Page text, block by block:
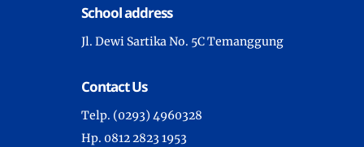
School address
Jl. Dewi Sartika No. 5C Temanggung
Contact Us
Telp. (0293) 4960328
Hp. 0812 2823 1953